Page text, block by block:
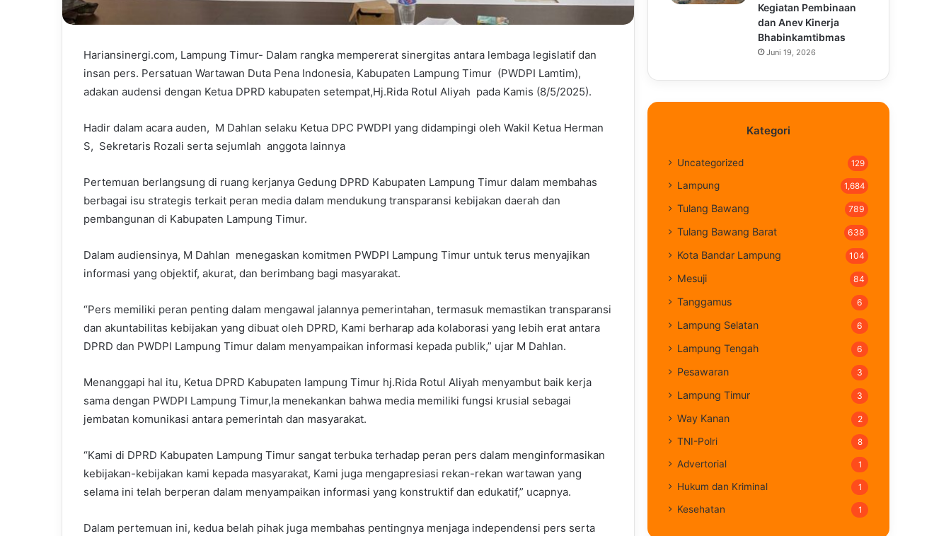
Hariansinergi.com, Lampung Timur- Dalam rangka mempererat sinergitas antara lembaga legislatif dan
insan pers. Persatuan Wartawan Duta Pena Indonesia, Kabupaten Lampung Timur (PWDPI Lamtim),
adakan audensi dengan Ketua DPRD kabupaten setempat,Hj.Rida Rotul Aliyah pada Kamis (8/5/2025).
Hadir dalam acara auden, M Dahlan selaku Ketua DPC PWDPI yang didampingi oleh Wakil Ketua Herman
S, Sekretaris Rozali serta sejumlah anggota lainnya
Pertemuan berlangsung di ruang kerjanya Gedung DPRD Kabupaten Lampung Timur dalam membahas
berbagai isu strategis terkait peran media dalam mendukung transparansi kebijakan daerah dan
pembangunan di Kabupaten Lampung Timur.
Dalam audiensinya, M Dahlan menegaskan komitmen PWDPI Lampung Timur untuk terus menyajikan
informasi yang objektif, akurat, dan berimbang bagi masyarakat.
“Pers memiliki peran penting dalam mengawal jalannya pemerintahan, termasuk memastikan transparansi
dan akuntabilitas kebijakan yang dibuat oleh DPRD, Kami berharap ada kolaborasi yang lebih erat antara
DPRD dan PWDPI Lampung Timur dalam menyampaikan informasi kepada publik,” ujar M Dahlan.
Menanggapi hal itu, Ketua DPRD Kabupaten lampung Timur hj.Rida Rotul Aliyah menyambut baik kerja
sama dengan PWDPI Lampung Timur,Ia menekankan bahwa media memiliki fungsi krusial sebagai
jembatan komunikasi antara pemerintah dan masyarakat.
“Kami di DPRD Kabupaten Lampung Timur sangat terbuka terhadap peran pers dalam menginformasikan
kebijakan-kebijakan kami kepada masyarakat, Kami juga mengapresiasi rekan-rekan wartawan yang
selama ini telah berperan dalam menyampaikan informasi yang konstruktif dan edukatif,” ucapnya.
Dalam pertemuan ini, kedua belah pihak juga membahas pentingnya menjaga independensi pers serta
Kegiatan Pembinaan
dan Anev Kinerja
Bhabinkamtibmas
Juni 19, 2026
Kategori
Uncategorized 129
Lampung 1,684
Tulang Bawang 789
Tulang Bawang Barat 638
Kota Bandar Lampung 104
Mesuji 84
Tanggamus 6
Lampung Selatan 6
Lampung Tengah 6
Pesawaran 3
Lampung Timur 3
Way Kanan 2
TNI-Polri 8
Advertorial 1
Hukum dan Kriminal 1
Kesehatan 1